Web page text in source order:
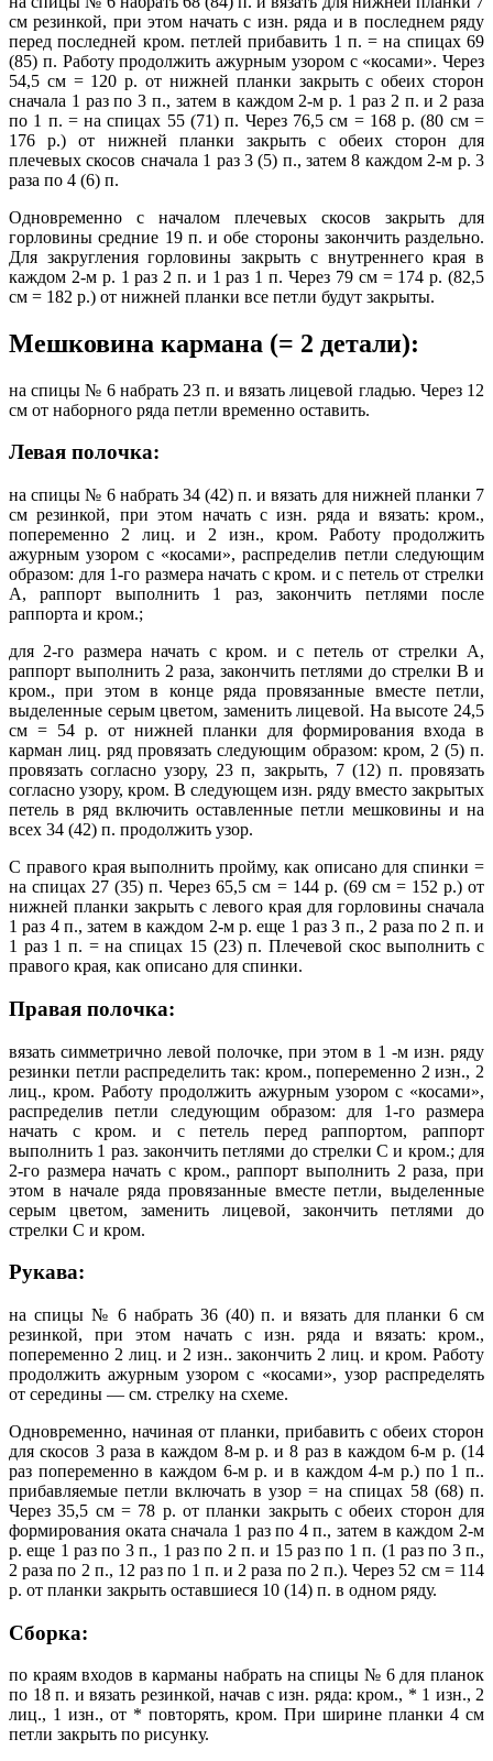
см резинкой, при этом начать с изн. ряда и в последнем ряду
перед последней кром. петлей прибавить 1 п. = на спицах 69
(85) п. Работу продолжить ажурным узором с «косами». Через
54,5 см = 120 р. от нижней планки закрыть с обеих сторон
сначала 1 раз по 3 п., затем в каждом 2-м р. 1 раз 2 п. и 2 раза
по 1 п. = на спицах 55 (71) п. Через 76,5 см = 168 р. (80 см =
176 р.) от нижней планки закрыть с обеих сторон для
плечевых скосов сначала 1 раз 3 (5) п., затем 8 каждом 2-м р. 3
раза по 4 (6) п.
Одновременно с началом плечевых скосов закрыть для
горловины средние 19 п. и обе стороны закончить раздельно.
Для закругления горловины закрыть с внутреннего края в
каждом 2-м р. 1 раз 2 п. и 1 раз 1 п. Через 79 см = 174 р. (82,5
см = 182 р.) от нижней планки все петли будут закрыты.
Мешковина кармана (= 2 детали):
на спицы № 6 набрать 23 п. и вязать лицевой гладью. Через 12
см от наборного ряда петли временно оставить.
Левая полочка:
на спицы № 6 набрать 34 (42) п. и вязать для нижней планки 7
см резинкой, при этом начать с изн. ряда и вязать: кром.,
попеременно 2 лиц. и 2 изн., кром. Работу продолжить
ажурным узором с «косами», распределив петли следующим
образом: для 1-го размера начать с кром. и с петель от стрелки
А, раппорт выполнить 1 раз, закончить петлями после
раппорта и кром.;
для 2-го размера начать с кром. и с петель от стрелки А,
раппорт выполнить 2 раза, закончить петлями до стрелки В и
кром., при этом в конце ряда провязанные вместе петли,
выделенные серым цветом, заменить лицевой. На высоте 24,5
см = 54 р. от нижней планки для формирования входа в
карман лиц. ряд провязать следующим образом: кром, 2 (5) п.
провязать согласно узору, 23 п, закрыть, 7 (12) п. провязать
согласно узору, кром. В следующем изн. ряду вместо закрытых
петель в ряд включить оставленные петли мешковины и на
всех 34 (42) п. продолжить узор.
С правого края выполнить пройму, как описано для спинки =
на спицах 27 (35) п. Через 65,5 см = 144 р. (69 см = 152 р.) от
нижней планки закрыть с левого края для горловины сначала
1 раз 4 п., затем в каждом 2-м р. еще 1 раз 3 п., 2 раза по 2 п. и
1 раз 1 п. = на спицах 15 (23) п. Плечевой скос выполнить с
правого края, как описано для спинки.
Правая полочка:
вязать симметрично левой полочке, при этом в 1 -м изн. ряду
резинки петли распределить так: кром., попеременно 2 изн., 2
лиц., кром. Работу продолжить ажурным узором с «косами»,
распределив петли следующим образом: для 1-го размера
начать с кром. и с петель перед раппортом, раппорт
выполнить 1 раз. закончить петлями до стрелки С и кром.; для
2-го размера начать с кром., раппорт выполнить 2 раза, при
этом в начале ряда провязанные вместе петли, выделенные
серым цветом, заменить лицевой, закончить петлями до
стрелки С и кром.
Рукава:
на спицы № 6 набрать 36 (40) п. и вязать для планки 6 см
резинкой, при этом начать с изн. ряда и вязать: кром.,
попеременно 2 лиц. и 2 изн.. закончить 2 лиц. и кром. Работу
продолжить ажурным узором с «косами», узор распределять
от середины — см. стрелку на схеме.
Одновременно, начиная от планки, прибавить с обеих сторон
для скосов 3 раза в каждом 8-м р. и 8 раз в каждом 6-м р. (14
раз попеременно в каждом 6-м р. и в каждом 4-м р.) по 1 п..
прибавляемые петли включать в узор = на спицах 58 (68) п.
Через 35,5 см = 78 р. от планки закрыть с обеих сторон для
формирования оката сначала 1 раз по 4 п., затем в каждом 2-м
р. еще 1 раз по 3 п., 1 раз по 2 п. и 15 раз по 1 п. (1 раз по 3 п.,
2 раза по 2 п., 12 раз по 1 п. и 2 раза по 2 п.). Через 52 см = 114
р. от планки закрыть оставшиеся 10 (14) п. в одном ряду.
Сборка:
по краям входов в карманы набрать на спицы № 6 для планок
по 18 п. и вязать резинкой, начав с изн. ряда: кром., * 1 изн., 2
лиц., 1 изн., от * повторять, кром. При ширине планки 4 см
петли закрыть по рисунку.